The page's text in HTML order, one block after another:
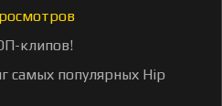
клипов!
самых популярных Hip